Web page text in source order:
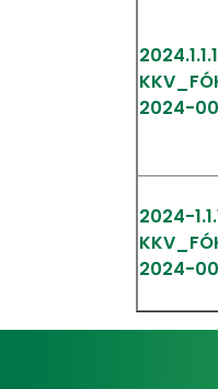
2024-
2024-
2024-